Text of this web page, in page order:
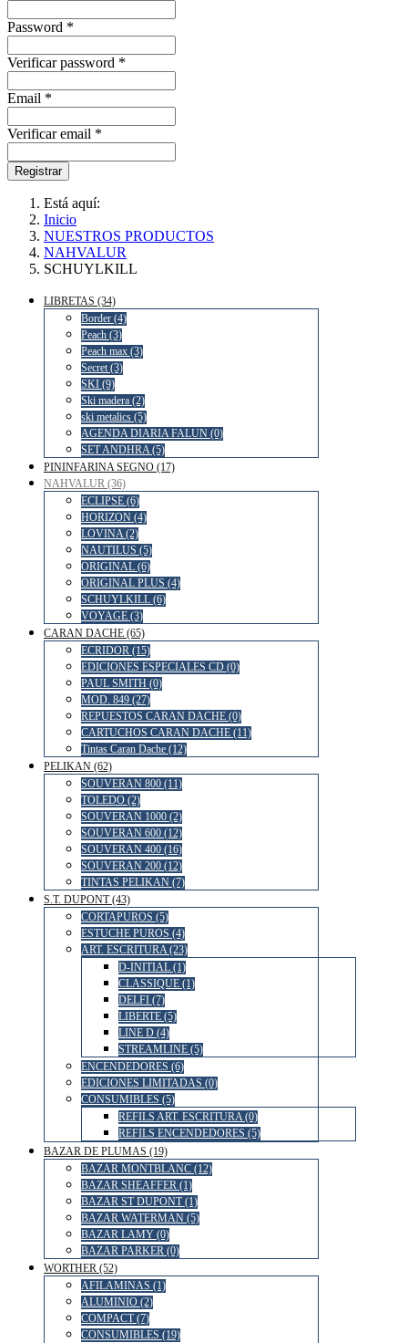
Password *
Verificar password *
Email *
Verificar email *
Registrar
Está aquí:
Inicio
NUESTROS PRODUCTOS
NAHVALUR
SCHUYLKILL
LIBRETAS (34)
Border (4)
Peach (3)
Peach max (3)
Secret (3)
SKI (9)
Ski madera (2)
ski metalics (5)
AGENDA DIARIA FALUN (0)
SET ANDHRA (5)
PININFARINA SEGNO (17)
NAHVALUR (36)
ECLIPSE (6)
HORIZON (4)
LOVINA (2)
NAUTILUS (5)
ORIGINAL (6)
ORIGINAL PLUS (4)
SCHUYLKILL (6)
VOYAGE (3)
CARAN DACHE (65)
ECRIDOR (15)
EDICIONES ESPECIALES CD (0)
PAUL SMITH (0)
MOD. 849 (27)
REPUESTOS CARAN DACHE (0)
CARTUCHOS CARAN DACHE (11)
Tintas Caran Dache (12)
PELIKAN (62)
SOUVERAN 800 (11)
TOLEDO (2)
SOUVERAN 1000 (2)
SOUVERAN 600 (12)
SOUVERAN 400 (16)
SOUVERAN 200 (12)
TINTAS PELIKAN (7)
S.T. DUPONT (43)
CORTAPUROS (5)
ESTUCHE PUROS (4)
ART. ESCRITURA (23)
D-INITIAL (1)
CLASSIQUE (1)
DELFI (7)
LIBERTE (5)
LINE D (4)
STREAMLINE (5)
ENCENDEDORES (6)
EDICIONES LIMITADAS (0)
CONSUMIBLES (5)
REFILS ART. ESCRITURA (0)
REFILS ENCENDEDORES (5)
BAZAR DE PLUMAS (19)
BAZAR MONTBLANC (12)
BAZAR SHEAFFER (1)
BAZAR ST DUPONT (1)
BAZAR WATERMAN (5)
BAZAR LAMY (0)
BAZAR PARKER (0)
WORTHER (52)
AFILAMINAS (1)
ALUMINIO (2)
COMPACT (7)
CONSUMIBLES (19)